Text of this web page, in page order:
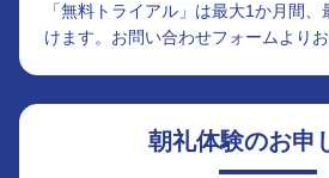
「無料トライアル」は最大1か月間
けます。お問い合わせフォームより
朝礼体験のお申